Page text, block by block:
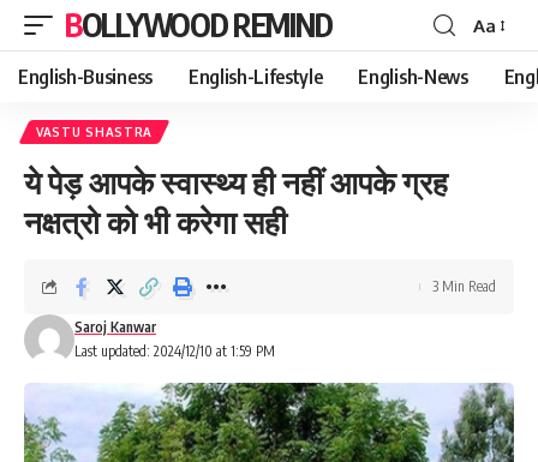
BOLLYWOOD REMIND
Font
Resizer
Aa
English-Business English-Lifestyle English-News
VASTU SHASTRA
ये पेड़ आपके स्वास्थ्य ही नहीं आपके ग्रह
नक्षत्रो को भी करेगा सही
Last updated: 2024/12/10 at 1:59 PM
Saroj Kanwar
3 Min Read